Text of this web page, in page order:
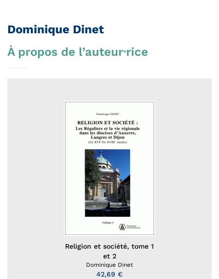
Dominique Dinet
À propos de l’auteur·rice
Religion et société, tome 1
et 2
Dominique Dinet
42,69 €